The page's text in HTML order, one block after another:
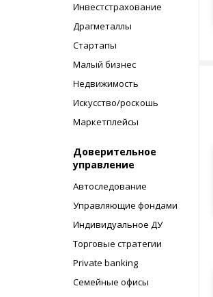
Инвестстрахование
Драгметаллы
Стартапы
Малый бизнес
Недвижимость
Искусство/роскошь
Маркетплейсы
Доверительное
управление
Автоследование
Управляющие фондами
Индивидуальное ДУ
Торговые стратегии
Private banking
Cемейные офисы